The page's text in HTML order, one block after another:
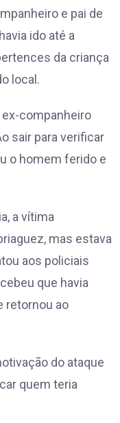
e pai de
ido até a
da criança
local.
companheiro
sair para verificar
o homem ferido e
a vítima
mas estava
aos policiais
que havia
retornou ao
do ataque
quem teria